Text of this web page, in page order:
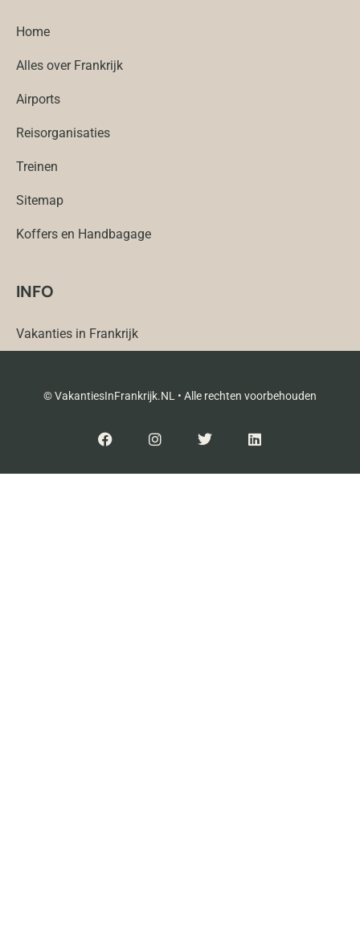
Home
Alles over Frankrijk
Airports
Reisorganisaties
Treinen
Sitemap
Koffers en Handbagage
INFO
Vakanties in Frankrijk
© VakantiesInFrankrijk.NL • Alle rechten voorbehouden